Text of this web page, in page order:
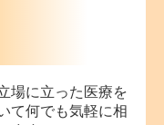
場に立った医療を
て何でも気軽に相